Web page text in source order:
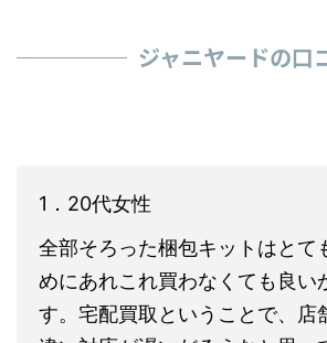
ジャニヤードの口
1．20代女性
全部そろった梱包キットはとて
めにあれこれ買わなくても良い
す。宅配買取ということで、店